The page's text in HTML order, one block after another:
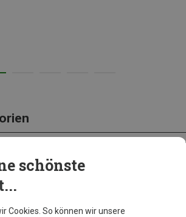
SCHUHE
schönste
Cookies. So können wir unsere